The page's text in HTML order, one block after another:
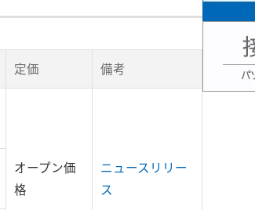
定価 備考
オープン価
格
ニュースリリー
ス